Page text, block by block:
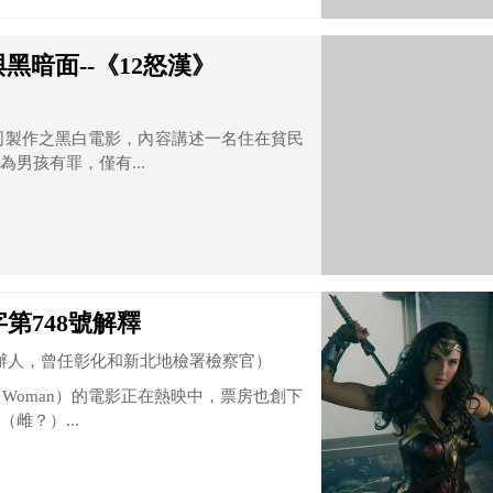
暗面--《12怒漢》
作之黑白電影，內容講述一名住在貧民
男孩有罪，僅有...
748號解釋
，曾任彰化和新北地檢署檢察官）
）的電影正在熱映中，票房也創下
雌？）...